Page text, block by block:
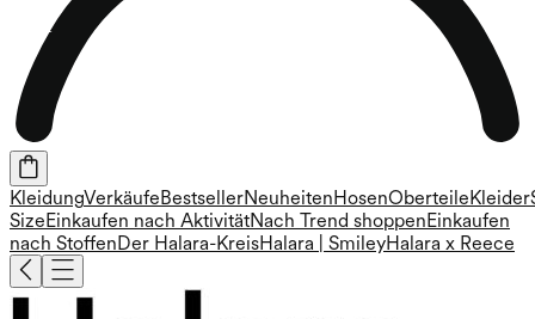
KleidungVerkäufe BestsellerNeuheiten HosenOberteile Kleider
Size Einkaufen nach AktivitätNach Trend shoppen Einkaufen
nach Stoffen Der Halara-KreisHalara | SmileyHalara x Reece